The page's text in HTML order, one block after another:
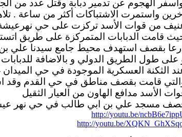
الهجوم عن تدمير دبابة وقتل عدد من
آخرين واستمرت الاشتباكات أكثر من ساعة .
من قوات الأسد تركزت على حي
قامت الدبابات المتمركزة على طريق
بقصف استهدف محيط جامع سيدنا علي
على طول الطريق الدولي و بالاضافة للدبابات
الثكنة العسكرية الموجودة في حي الميدان
قامت بقصف مناطق في حي القدم وقد
الأسد مدافع الهاون من العيار الثقيل
مسجد علي بن ابي طالب في حي نهر
http://youtu.be/
http://youtu.be/